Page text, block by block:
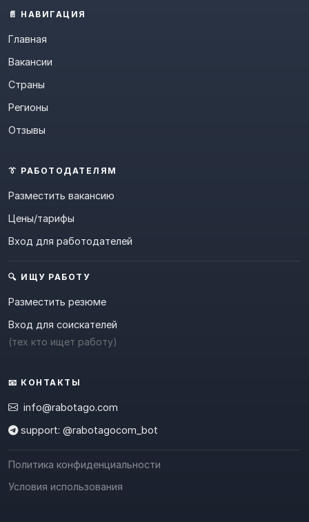
📄 НАВИГАЦИЯ
Главная
Вакансии
Страны
Регионы
Отзывы
👔 РАБОТОДАТЕЛЯМ
Разместить вакансию
Цены/тарифы
Вход для работодателей
🔍 ИЩУ РАБОТУ
Разместить резюме
Вход для соискателей
(тех кто ищет работу)
📧 КОНТАКТЫ
info@rabotago.com
support: @rabotagocom_bot
Политика конфиденциальности
Условия использования